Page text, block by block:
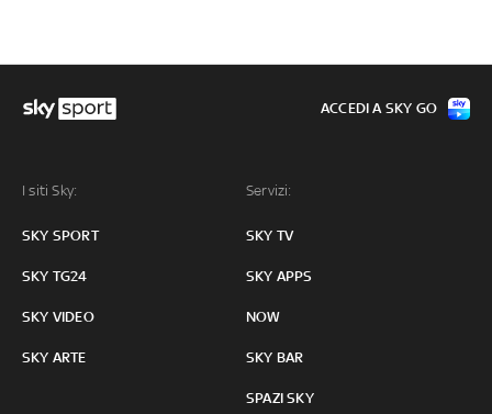
I siti Sky:
SKY SPORT
SKY TG24
SKY VIDEO
SKY ARTE
Servizi:
SKY TV
SKY APPS
NOW
SKY BAR
SPAZI SKY
ACCEDI A SKY GO